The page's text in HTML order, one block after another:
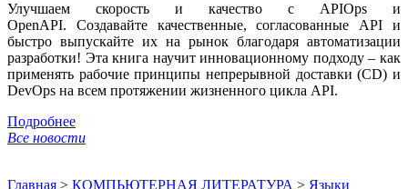
Улучшаем скорость и качество с APIOps и
OpenAPI. Создавайте качественные, согласованные API и
быстро выпускайте их на рынок благодаря автоматизации
разработки! Эта книга научит инновационному подходу – как
применять рабочие принципы непрерывной доставки (CD) и
DevOps на всем протяжении жизненного цикла API.
Подробнее
Все новости
Главная > КОМПЬЮТЕРНАЯ ЛИТЕРАТУРА > Языки